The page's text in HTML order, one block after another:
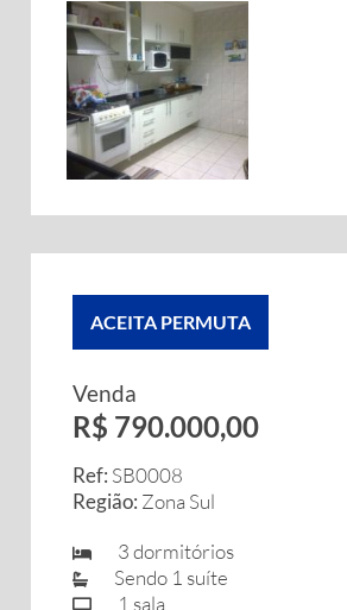
ACEITA PERMUTA
Venda
R$ 790.000,00
Ref: SB0008
Região: Zona Sul
3 dormitórios
Sendo 1 suíte
1 sala